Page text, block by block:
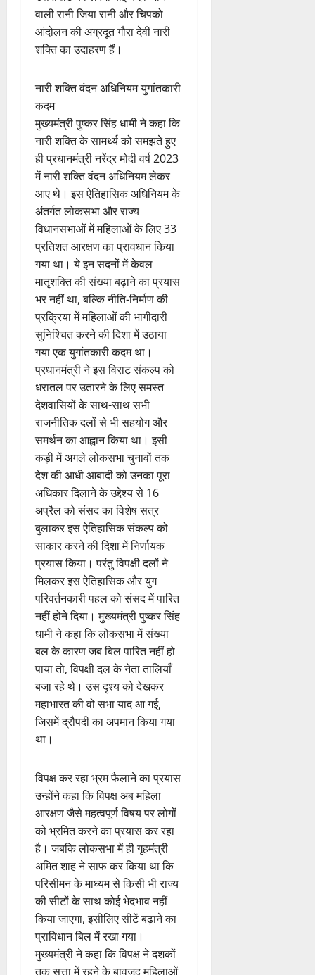
वाली रानी जिया रानी और चिपको
आंदोलन की अग्रदूत गौरा देवी नारी
शक्ति का उदाहरण हैं।
नारी शक्ति वंदन अधिनियम युगांतकारी
कदम
मुख्यमंत्री पुष्कर सिंह धामी ने कहा कि
नारी शक्ति के सामर्थ्य को समझते हुए
ही प्रधानमंत्री नरेंद्र मोदी वर्ष 2023
में नारी शक्ति वंदन अधिनियम लेकर
आए थे। इस ऐतिहासिक अधिनियम के
अंतर्गत लोकसभा और राज्य
विधानसभाओं में महिलाओं के लिए 33
प्रतिशत आरक्षण का प्रावधान किया
गया था। ये इन सदनों में केवल
मातृशक्ति की संख्या बढ़ाने का प्रयास
भर नहीं था, बल्कि नीति-निर्माण की
प्रक्रिया में महिलाओं की भागीदारी
सुनिश्चित करने की दिशा में उठाया
गया एक युगांतकारी कदम था।
प्रधानमंत्री ने इस विराट संकल्प को
धरातल पर उतारने के लिए समस्त
देशवासियों के साथ-साथ सभी
राजनीतिक दलों से भी सहयोग और
समर्थन का आह्वान किया था। इसी
कड़ी में अगले लोकसभा चुनावों तक
देश की आधी आबादी को उनका पूरा
अधिकार दिलाने के उद्देश्य से 16
अप्रैल को संसद का विशेष सत्र
बुलाकर इस ऐतिहासिक संकल्प को
साकार करने की दिशा में निर्णायक
प्रयास किया। परंतु विपक्षी दलों ने
मिलकर इस ऐतिहासिक और युग
परिवर्तनकारी पहल को संसद में पारित
नहीं होने दिया। मुख्यमंत्री पुष्कर सिंह
धामी ने कहा कि लोकसभा में संख्या
बल के कारण जब बिल पारित नहीं हो
पाया तो, विपक्षी दल के नेता तालियाँ
बजा रहे थे। उस दृश्य को देखकर
महाभारत की वो सभा याद आ गई,
जिसमें द्रौपदी का अपमान किया गया
था।
विपक्ष कर रहा भ्रम फैलाने का प्रयास
उन्होंने कहा कि विपक्ष अब महिला
आरक्षण जैसे महत्वपूर्ण विषय पर लोगों
को भ्रमित करने का प्रयास कर रहा
है। जबकि लोकसभा में ही गृहमंत्री
अमित शाह ने साफ कर किया था कि
परिसीमन के माध्यम से किसी भी राज्य
की सीटों के साथ कोई भेदभाव नहीं
किया जाएगा, इसीलिए सीटें बढ़ाने का
प्राविधान बिल में रखा गया।
मुख्यमंत्री ने कहा कि विपक्ष ने दशकों
तक सत्ता में रहने के बावजूद महिलाओं